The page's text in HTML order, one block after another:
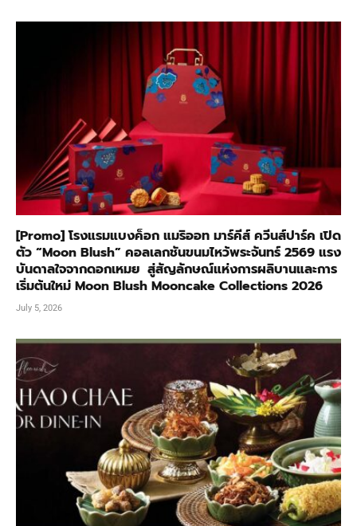
[Promo] โรงแรมแบงค็อก แมริออท มาร์คีส์ ควีนส์ปาร์ค เปิด
ตัว “Moon Blush” คอลเลกชันขนมไหว้พระจันทร์ 2569 แรง
บันดาลใจจากดอกเหมย สู่สัญลักษณ์แห่งการผลิบานและการ
เริ่มต้นใหม่ Moon Blush Mooncake Collections 2026
July 5, 2026